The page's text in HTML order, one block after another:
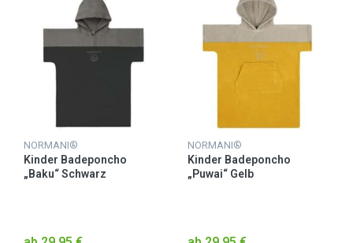
NORMANI®
Kinder Badeponcho
„Baku“ Schwarz
NORMANI®
Kinder Badeponcho
„Puwai“ Gelb